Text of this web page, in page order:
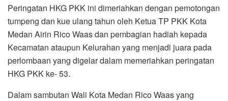
Peringatan HKG PKK ini dimeriahkan dengan pemotongan
tumpeng dan kue ulang tahun oleh Ketua TP PKK Kota
Medan Airin Rico Waas dan pembagian hadiah kepada
Kecamatan ataupun Kelurahan yang menjadi juara pada
perlombaan yang digelar dalam memeriahkan peringatan
HKG PKK ke- 53.
Dalam sambutan Wali Kota Medan Rico Waas yang